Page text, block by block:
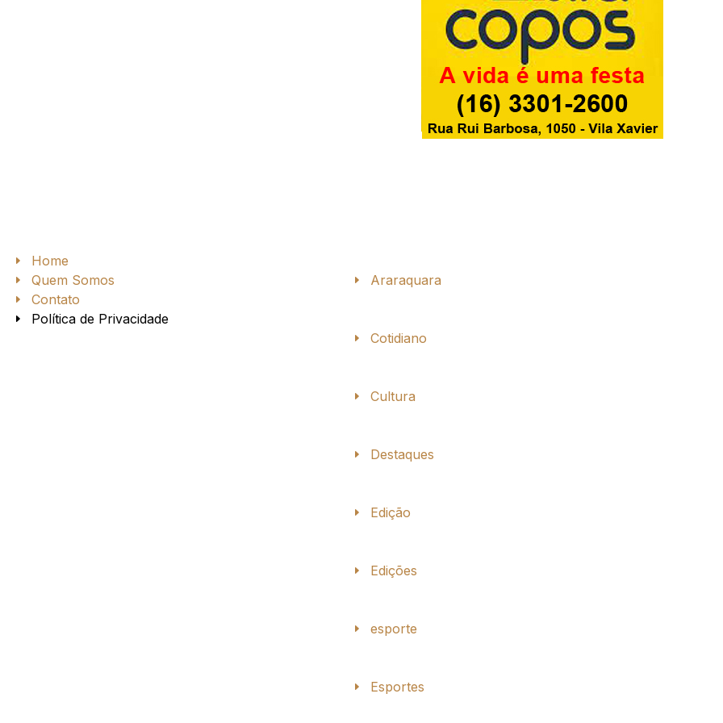
Home
Quem Somos
Contato
Política de Privacidade
Araraquara
Cotidiano
Cultura
Destaques
Edição
Edições
esporte
Esportes